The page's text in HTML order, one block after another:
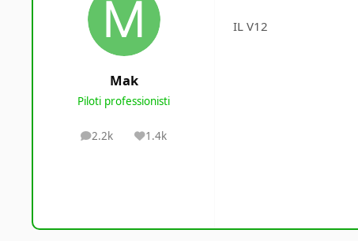
Mak
Piloti professionisti
2.2k
posts 1.4k
Reputation
IL V12